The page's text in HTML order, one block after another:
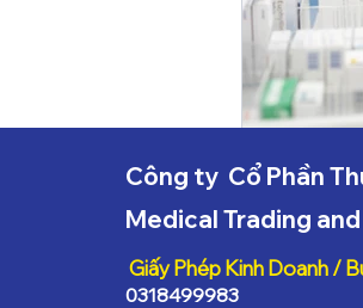
Công ty Cổ Phần
Medical Trading
Giấy Phép Kinh Doanh /
0318499983